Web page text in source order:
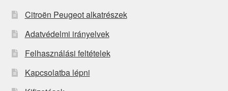
Citroën Peugeot alkatrészek
Adatvédelmi irányelvek
Felhasználási feltételek
Kapcsolatba lépni